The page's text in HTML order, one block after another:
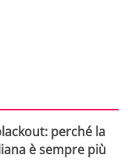
perché la
è sempre più